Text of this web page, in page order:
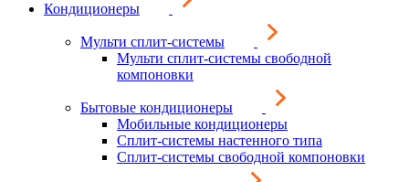
Кондиционеры
Мульти сплит-системы
Мульти сплит-системы свободной
компоновки
Бытовые кондиционеры
Мобильные кондиционеры
Сплит-системы настенного типа
Сплит-системы свободной компоновки